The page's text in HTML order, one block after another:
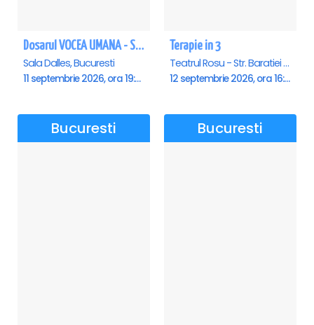
Dosarul VOCEA UMANA - Sala Dalles
Sala Dalles, Bucuresti
11 septembrie 2026, ora 19:30
Terapie in 3
Teatrul Rosu - Str. Baratiei 31, Bucuresti
12 septembrie 2026, ora 16:30
Bucuresti Bucuresti